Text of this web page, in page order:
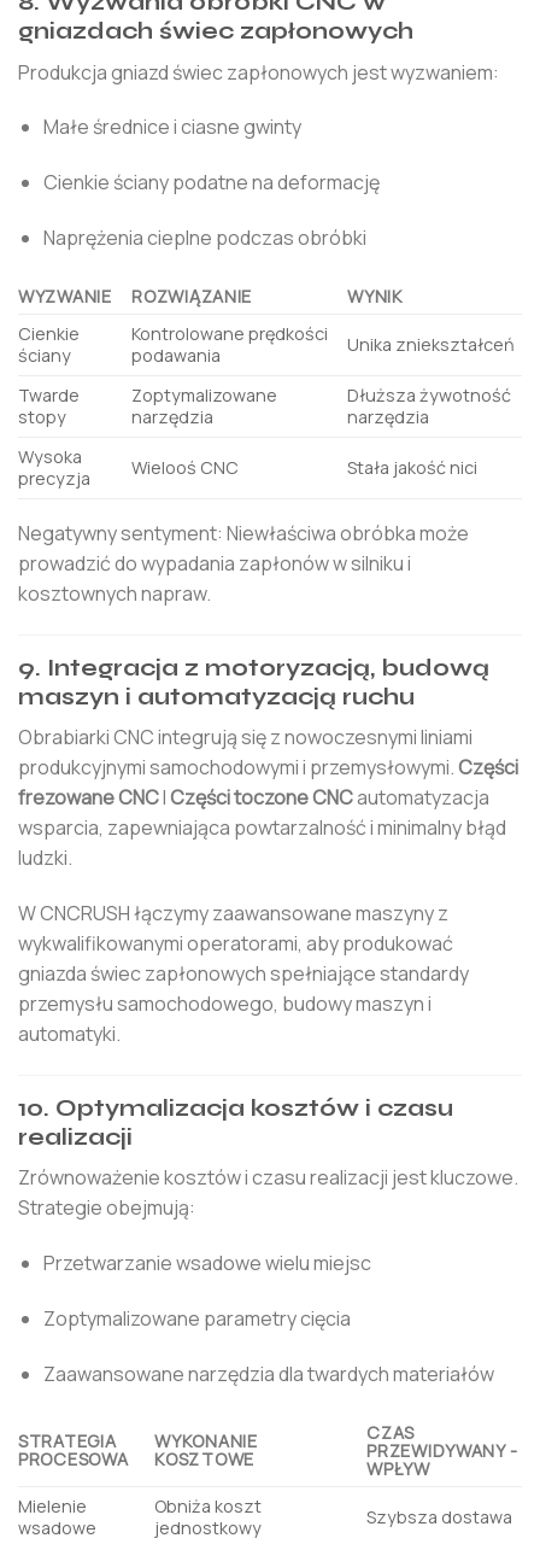
gniazdach świec zapłonowych
Produkcja gniazd świec zapłonowych jest wyzwaniem:
Małe średnice i ciasne gwinty
Cienkie ściany podatne na deformację
Naprężenia cieplne podczas obróbki
WYZWANIE ROZWIĄZANIE
WYNIK
Cienkie
ściany
Kontrolowane prędkości
podawania
Unika zniekształceń
Twarde
stopy
Zoptymalizowane
narzędzia
Dłuższa żywotność
narzędzia
Wysoka
precyzja
Wielooś CNC Stała jakość nici
Negatywny sentyment: Niewłaściwa obróbka może
prowadzić do wypadania zapłonów w silniku i
kosztownych napraw.
9. Integracja z motoryzacją, budową
maszyn i automatyzacją ruchu
Obrabiarki CNC integrują się z nowoczesnymi liniami
produkcyjnymi samochodowymi i przemysłowymi.Części
frezowane CNCICzęści toczone CNCautomatyzacja
wsparcia, zapewniająca powtarzalność i minimalny błąd
ludzki.
W CNCRUSH łączymy zaawansowane maszyny z
wykwalifikowanymi operatorami, aby produkować
gniazda świec zapłonowych spełniające standardy
przemysłu samochodowego, budowy maszyn i
automatyki.
10. Optymalizacja kosztów i czasu
realizacji
Zrównoważenie kosztów i czasu realizacji jest kluczowe.
Strategie obejmują:
Przetwarzanie wsadowe wielu miejsc
Zoptymalizowane parametry cięcia
Zaawansowane narzędzia dla twardych materiałów
STRATEGIA
PROCESOWA
WYKONANIE
KOSZTOWE
CZAS
PRZEWIDYWANY -
WPŁYW
Mielenie
wsadowe
Obniża koszt
jednostkowy
Szybsza dostawa